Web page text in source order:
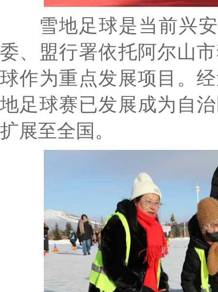
雪地足球是当前兴安
委、盟行署依托阿尔山
球作为重点发展项目。
地足球赛已发展成为自
扩展至全国。